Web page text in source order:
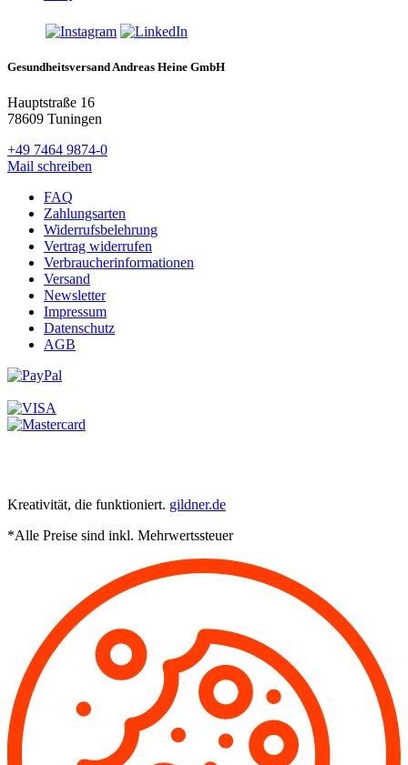
Gesundheitsversand Andreas Heine GmbH
Hauptstraße 16
78609 Tuningen
+49 7464 9874-0
Mail schreiben
FAQ
Zahlungsarten
Widerrufsbelehrung
Vertrag widerrufen
Verbraucherinformationen
Versand
Newsletter
Impressum
Datenschutz
AGB
Kreativität, die funktioniert. gildner.de
*Alle Preise sind inkl. Mehrwertssteuer